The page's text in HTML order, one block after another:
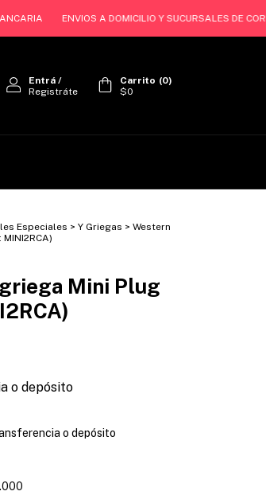
ENVIOS A DOMICILIO Y SUCURSALES DE CORREO
Entrá/
Registráte
Carrito (0)
$0
Especiales > Y Griegas > Western
Mini Plug
o depósito
o depósito